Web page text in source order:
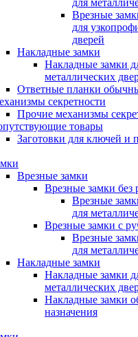
для
Врезные
для
дверей
Накладные замки
Накладные замки
металлических
Ответные планки
секретности
Прочие механизмы
товары
Заготовки для ключей и
Врезные замки
Врезные замки без
Врезные
для
Врезные замки с
Врезные
для
Накладные замки
Накладные замки
металлических
Накладные замки
назначения